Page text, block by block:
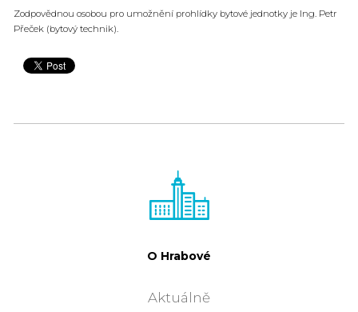
Zodpovědnou osobou pro umožnění prohlídky bytové jednotky je Ing. Petr
Přeček (bytový technik).
O Hrabové
Aktuálně